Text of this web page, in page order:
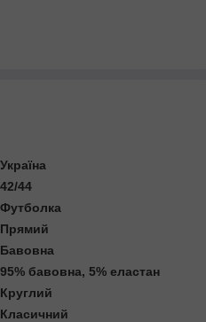
Україна
42/44
Футболка
Прямий
Бавовна
95% бавовна, 5% еластан
Круглий
Класичний